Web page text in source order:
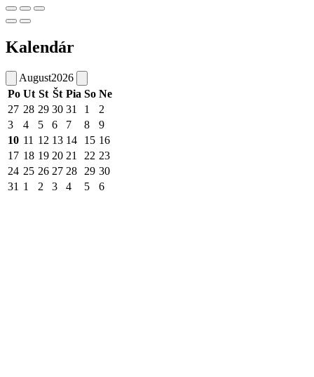
Kalendár
August2026
Po Ut St Št Pia So Ne
27 28 29 30 31 1
2
3
4 5 6 7 8
9
10 11 12 13 14 15 16
17 18 19 20 21 22 23
24 25 26 27 28 29 30
31 1 2 3 4 5 6